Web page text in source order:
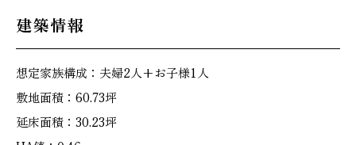
建築情報
想定家族構成：夫婦2人+お子様1人
敷地面積：60.73坪
延床面積：30.23坪